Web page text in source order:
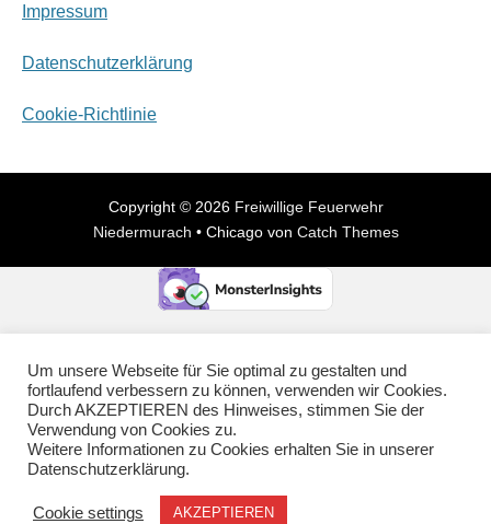
Impressum
Datenschutzerklärung
Cookie-Richtlinie
Copyright © 2026 Freiwillige Feuerwehr
Niedermurach • Chicago von Catch Themes
Um unsere Webseite für Sie optimal zu gestalten und
fortlaufend verbessern zu können, verwenden wir Cookies.
Durch AKZEPTIEREN des Hinweises, stimmen Sie der
Verwendung von Cookies zu.
Weitere Informationen zu Cookies erhalten Sie in unserer
Datenschutzerklärung.
Cookie settings AKZEPTIEREN